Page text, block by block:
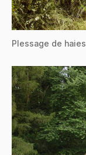
Plessage de haies